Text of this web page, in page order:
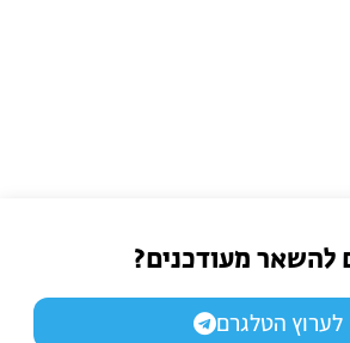
להשאר מעודכנים?
לערוץ הטלגרם